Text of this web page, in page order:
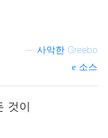
사악한 Greebo
소스
것이